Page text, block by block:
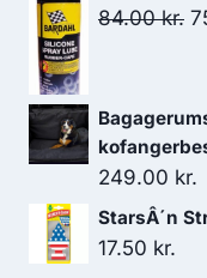
84.00kr.
249.00 kr.
StarsÂ´n
17.50 kr.